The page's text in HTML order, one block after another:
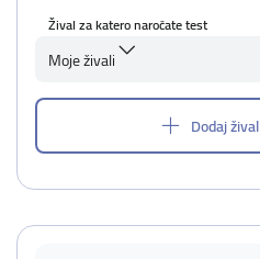
Žival za katero naročate test
Moje živali
Dodaj žival